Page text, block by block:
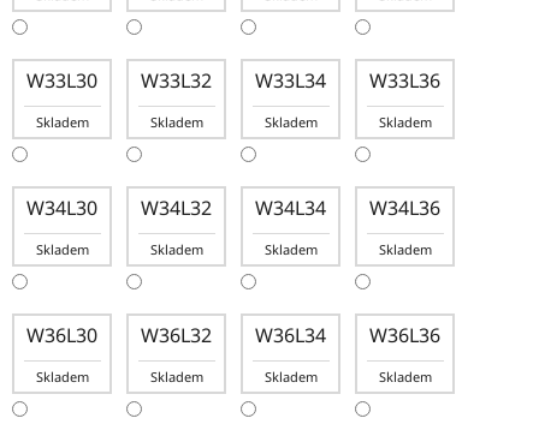
W33L30
Skladem
W33L32
Skladem
W33L34
Skladem
W33L36
Skladem
W34L30
Skladem
W34L32
Skladem
W34L34
Skladem
W34L36
Skladem
W36L30
Skladem
W36L32
Skladem
W36L34
Skladem
W36L36
Skladem